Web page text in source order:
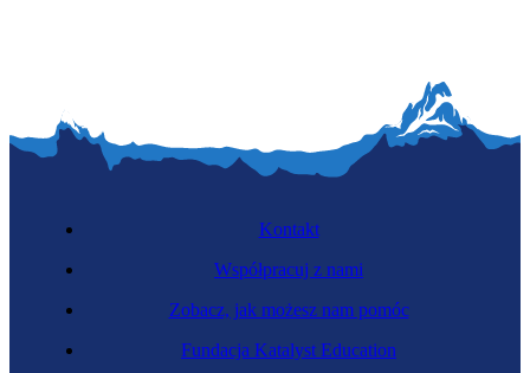
Kontakt
Współpracuj z nami
Zobacz, jak możesz nam pomóc
Fundacja Katalyst Education